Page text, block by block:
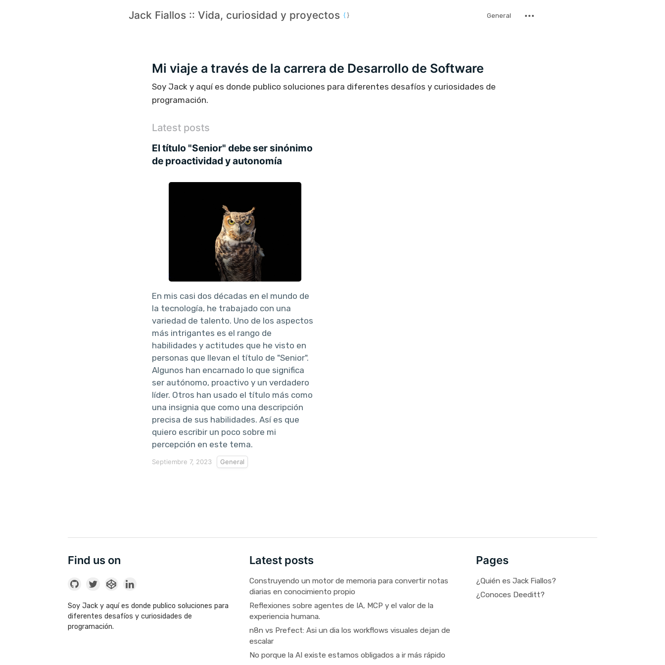
Jack Fiallos :: Vida, curiosidad y proyectos General
Mi viaje a través de la carrera de Desarrollo de Software
Soy Jack y aquí es donde publico soluciones para diferentes desafíos y curiosidades de
programación.
Latest posts
El título "Senior" debe ser sinónimo
de proactividad y autonomía
En mis casi dos décadas en el mundo de
la tecnología, he trabajado con una
variedad de talento. Uno de los aspectos
más intrigantes es el rango de
habilidades y actitudes que he visto en
personas que llevan el título de "Senior".
Algunos han encarnado lo que significa
ser autónomo, proactivo y un verdadero
líder. Otros han usado el título más como
una insignia que como una descripción
precisa de sus habilidades. Así es que
quiero escribir un poco sobre mi
percepción en este tema.
Septiembre 7, 2023 General
Find us on
Soy Jack y aquí es donde publico soluciones para
diferentes desafíos y curiosidades de
programación.
Latest posts
Construyendo un motor de memoria para convertir notas
diarias en conocimiento propio
Reflexiones sobre agentes de IA, MCP y el valor de la
experiencia humana.
n8n vs Prefect: Asi un dia los workflows visuales dejan de
escalar
No porque la AI existe estamos obligados a ir más rápido
Pages
¿Quién es Jack Fiallos?
¿Conoces Deeditt?